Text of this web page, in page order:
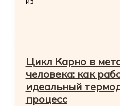
Цикл Карно в
человека: как
идеальный
процесс